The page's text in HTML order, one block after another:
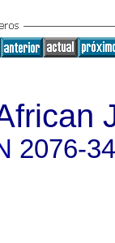
2076-